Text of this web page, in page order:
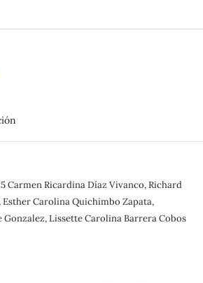
Carmen Ricardina Díaz Vivanco, Richard
Esther Carolina Quichimbo Zapata,
Lissette Carolina Barrera Cobos